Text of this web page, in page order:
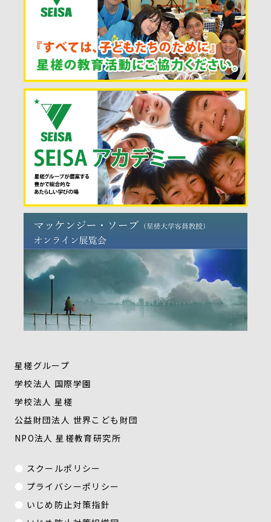
星槎グループ
学校法人 国際学園
学校法人 星槎
公益財団法人 世界こども財団
NPO法人 星槎教育研究所
スクールポリシー
プライバシーポリシー
いじめ防止対策指針